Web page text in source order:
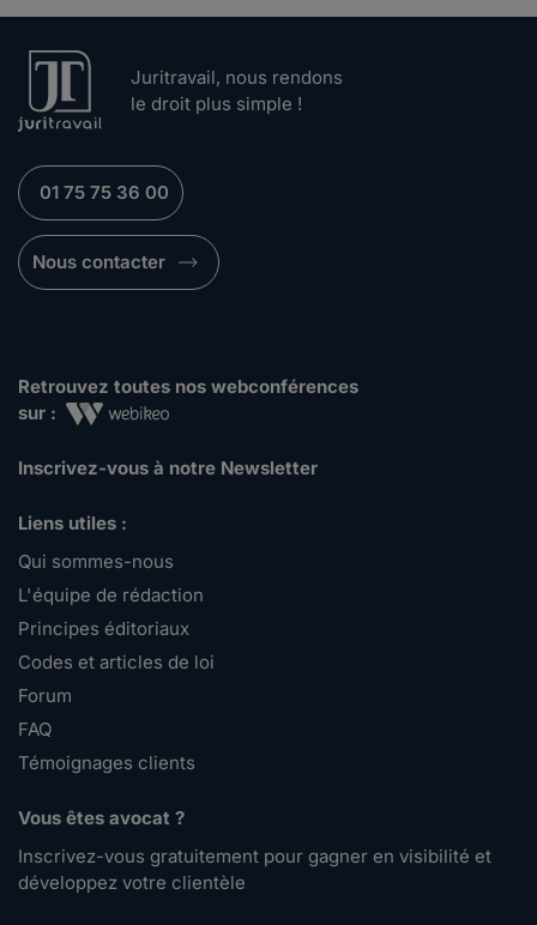
Juritravail, nous rendons
le droit plus simple !
01 75 75 36 00
Nous contacter
Retrouvez toutes nos webconférences
sur :
Inscrivez-vous à notre Newsletter
Liens utiles :
Qui sommes-nous
L'équipe de rédaction
Principes éditoriaux
Codes et articles de loi
Forum
FAQ
Témoignages clients
Vous êtes avocat ?
Inscrivez-vous gratuitement pour gagner en visibilité et
développez votre clientèle